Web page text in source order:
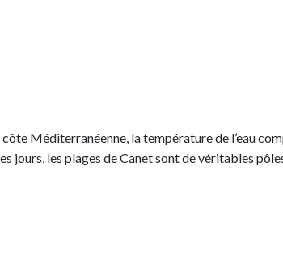
Méditerranéenne, la température de l’eau
jours, les plages de Canet sont de véritables